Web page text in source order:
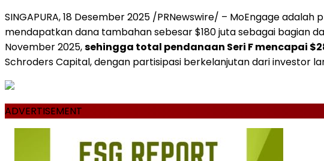
SINGAPURA,18 Desember 2025 /PRNewswire/ – MoEngage
mendapatkan dana tambahan sebesar$180juta sebagai bagian
November 2025,sehingga total pendanaan Seri F mencapai
Schroders Capital, dengan partisipasi berkelanjutan dari investor
ADVERTISEMENT